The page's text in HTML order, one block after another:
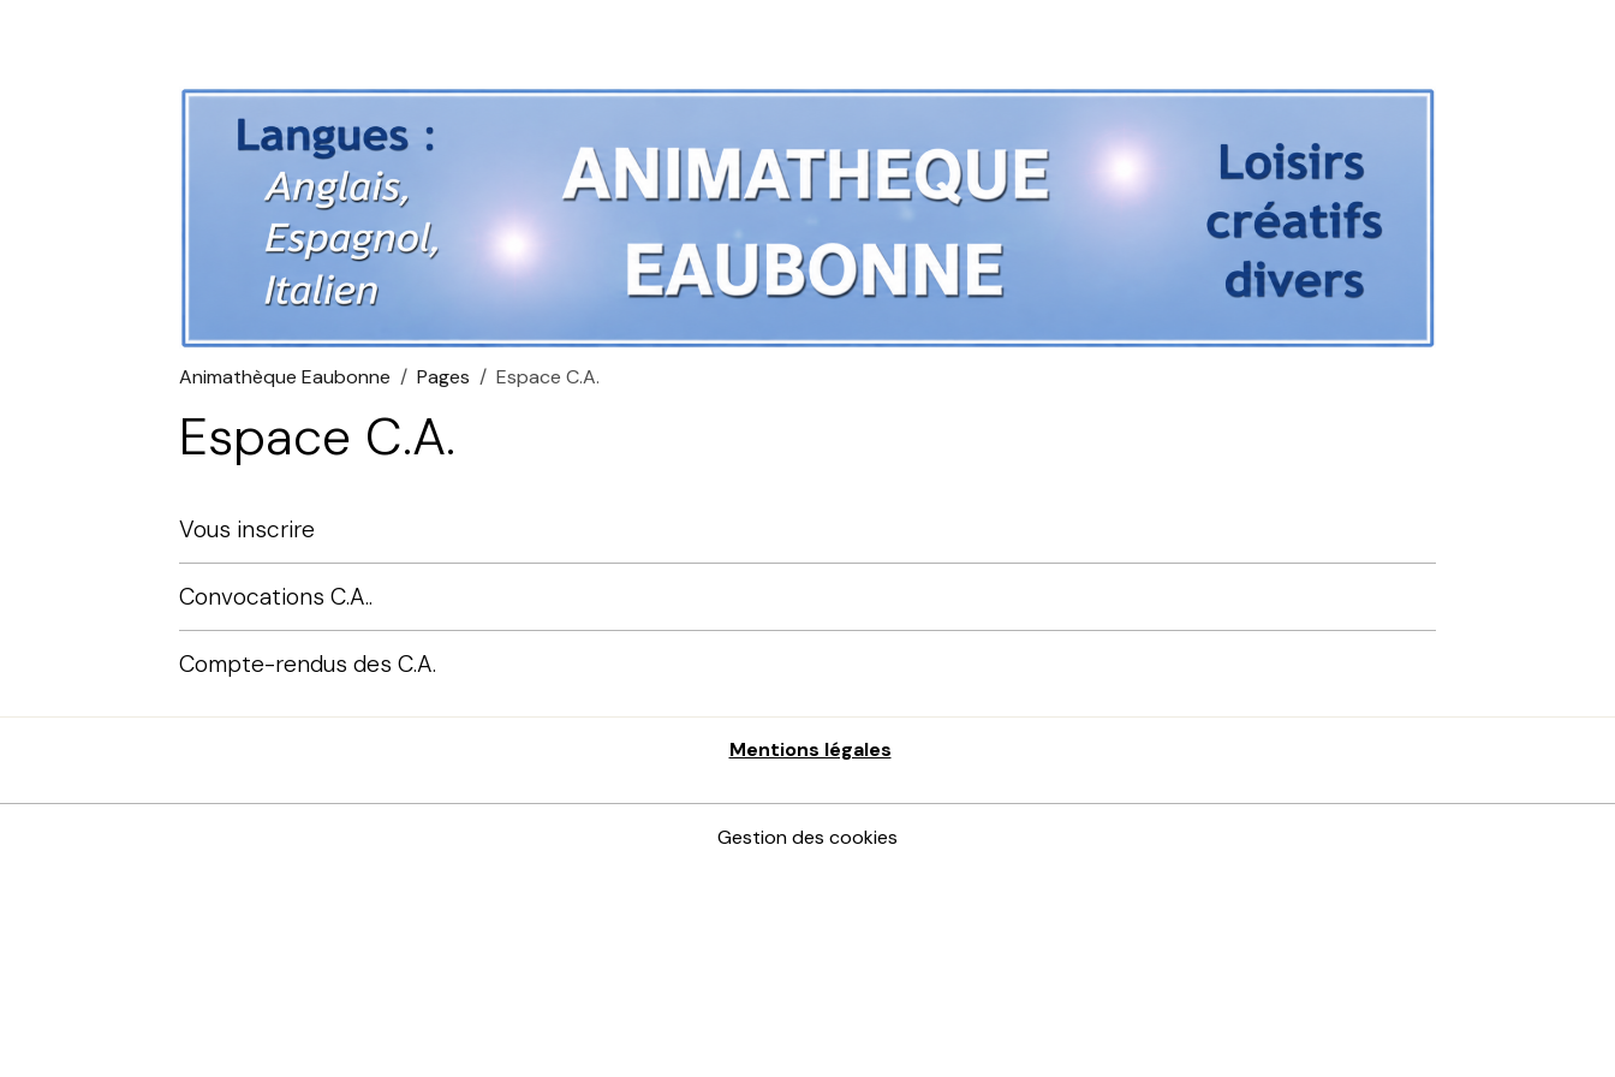
Animathèque Eaubonne Pages Espace C.A.
Espace C.A.
Vous inscrire
Convocations C.A..
Compte-rendus des C.A.
Mentions légales
Gestion des cookies